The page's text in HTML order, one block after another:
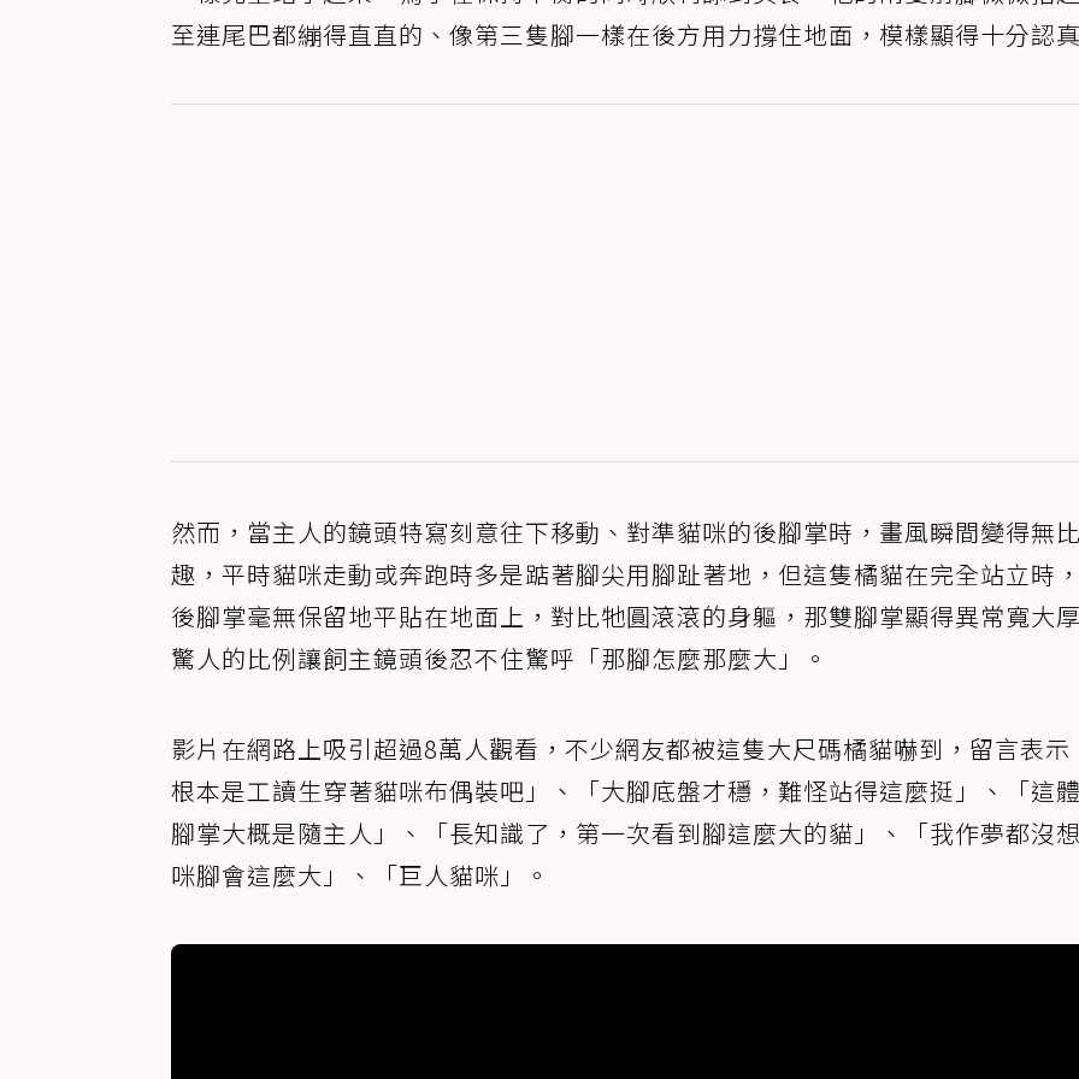
至連尾巴都繃得直直的、像第三隻腳一樣在後方用力撐住地面，模樣顯得十分認真
然而，當主人的鏡頭特寫刻意往下移動、對準貓咪的後腳掌時，畫風瞬間變得無
趣，平時貓咪走動或奔跑時多是踮著腳尖用腳趾著地，但這隻橘貓在完全站立時
後腳掌毫無保留地平貼在地面上，對比牠圓滾滾的身軀，那雙腳掌顯得異常寬大厚
驚人的比例讓飼主鏡頭後忍不住驚呼「那腳怎麼那麼大」。
影片在網路上吸引超過8萬人觀看，不少網友都被這隻大尺碼橘貓嚇到，留言表示
根本是工讀生穿著貓咪布偶裝吧」、「大腳底盤才穩，難怪站得這麼挺」、「這
腳掌大概是隨主人」、「長知識了，第一次看到腳這麼大的貓」、「我作夢都沒
咪腳會這麼大」、「巨人貓咪」。